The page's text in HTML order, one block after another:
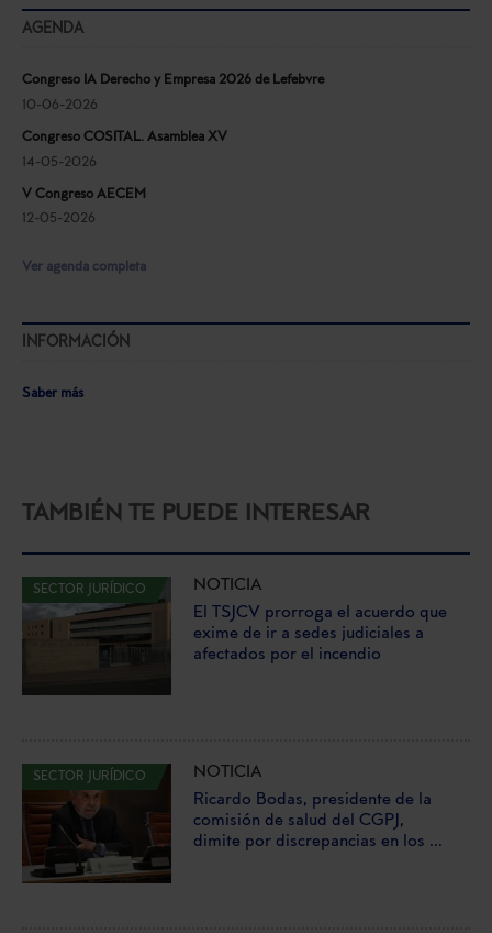
AGENDA
Congreso IA Derecho y Empresa 2026 de Lefebvre
10-06-2026
Congreso COSITAL. Asamblea XV
14-05-2026
V Congreso AECEM
12-05-2026
Ver agenda completa
INFORMACIÓN
Saber más
TAMBIÉN TE PUEDE INTERESAR
SECTOR JURÍDICO
NOTICIA
El TSJCV prorroga el acuerdo que
exime de ir a sedes judiciales a
afectados por el incendio
SECTOR JURÍDICO
NOTICIA
Ricardo Bodas, presidente de la
comisión de salud del CGPJ,
dimite por discrepancias en los ...